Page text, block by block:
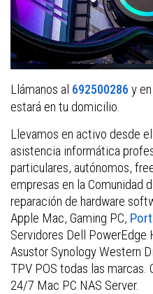
Llámanos al 692500286 y en
estará en tu domicilio.
Llevamos en activo desde
asistencia informática
particulares, autónomos,
empresas en la Comunidad
reparación de hardware
Apple Mac, Gaming PC,
Servidores Dell PowerEdge
Asustor Synology Western
TPV POS todas las
24/7 Mac PC NAS Server.